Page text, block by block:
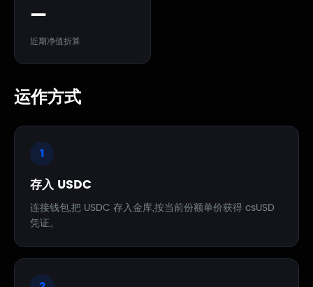
—
近期净值折算
运作方式
1
存入 USDC
连接钱包,把 USDC 存入金库,按当前份额单价获得 csUSD
凭证。